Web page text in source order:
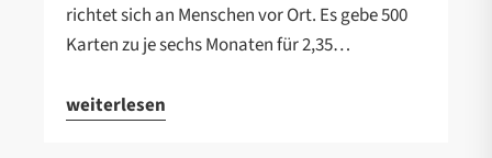
richtet sich an Menschen vor Ort. Es gebe 500
Karten zu je sechs Monaten für 2,35…
weiterlesen